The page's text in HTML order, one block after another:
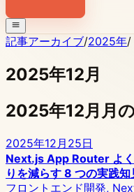
記事アーカイブ/2025年/
2025年12月
2025年12月月
2025年12月25日
Next.js App Router よく
りを減らす 8 つの実践知
フロントエンド開発,